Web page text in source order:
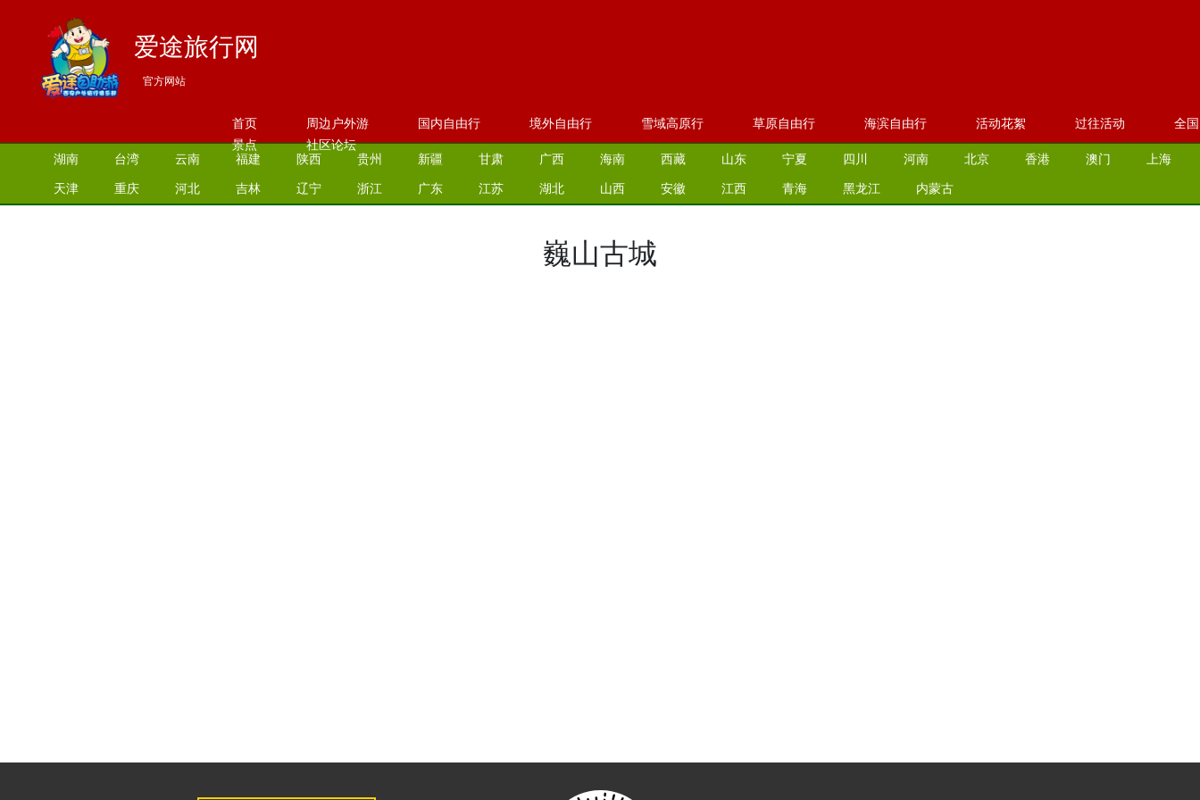
爱途旅行网
官方网站
首页 周边户外游 国内自由行 境外自由行 雪域高原行 草原自由行 海滨自由行 活动花絮 过往活动
全国
景点
社区论坛
湖南
台湾 云南 福建 陕西 贵州 新疆 甘肃 广西 海南 西藏 山东 宁夏 四川 河南 北京 香港 澳门
上海
天津
重庆 河北 吉林 辽宁 浙江 广东 江苏 湖北 山西 安徽 江西 青海 黑龙江 内蒙古
巍山古城